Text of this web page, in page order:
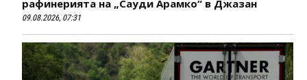
рафинерията на „Сауди Арамко“ в Джазан
09.08.2026, 07:31